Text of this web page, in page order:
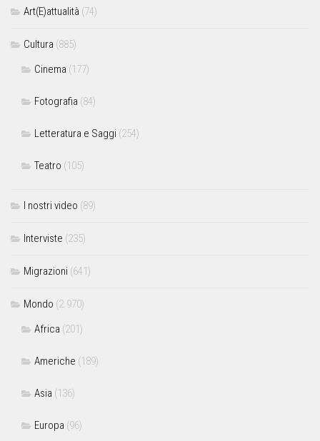
Art(E)attualità (74)
Cultura (885)
Cinema (177)
Fotografia (84)
Letteratura e Saggi (254)
Teatro (105)
I nostri video (89)
Interviste (235)
Migrazioni (641)
Mondo (2.970)
Africa (201)
Americhe (189)
Asia (136)
Europa (96)